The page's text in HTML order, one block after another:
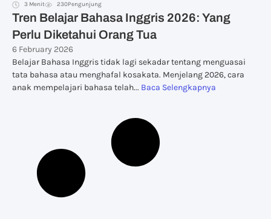
3 Menit 230Pengunjung
Tren Belajar Bahasa Inggris 2026: Yang
Perlu Diketahui Orang Tua
6 February 2026
Belajar Bahasa Inggris tidak lagi sekadar tentang menguasai
tata bahasa atau menghafal kosakata. Menjelang 2026, cara
anak mempelajari bahasa telah... Baca Selengkapnya